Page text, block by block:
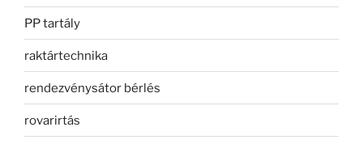
PP tartály
raktártechnika
rendezvénysátor bérlés
rovarirtás